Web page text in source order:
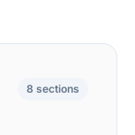
8 sections